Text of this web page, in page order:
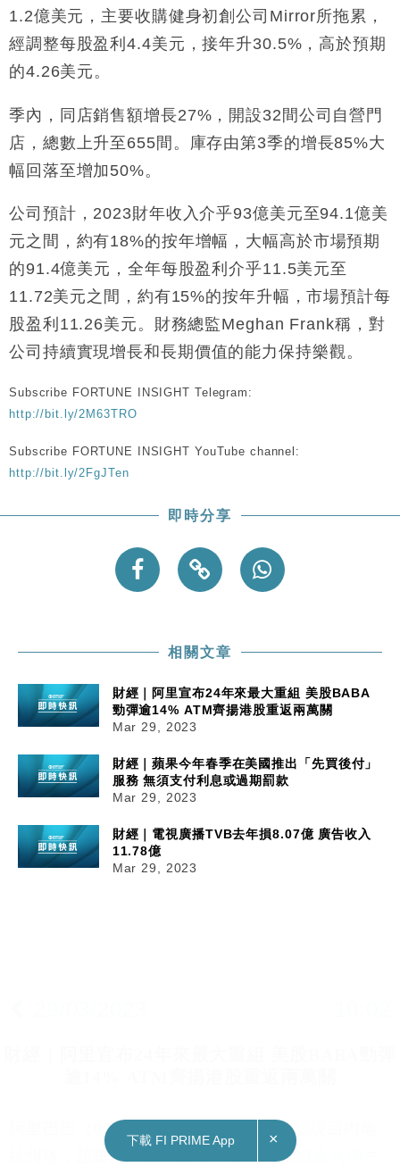
12:30
財經｜香港7月PMI回落至51 企業擴張放慢兼縮減人
手
11:40
財經｜黑石傳再籌逾360億美元 支援Anthropic租用
Google晶片
25%
18:15
本地｜新世界K11 9月升級會員制度 增鉑金卡級別鎖
定高消費客群
最強
16:33
財經｜滙控重啟最多10億美元回購 派息比率目標維持
50%
1.2億美元，主要收購健身初創公司Mirror所拖累，
經調整每股盈利4.4美元，接年升30.5%，高於預期
的4.26美元。
季內，同店銷售額增長27%，開設32間公司自營門
店，總數上升至655間。庫存由第3季的增長85%大
幅回落至增加50%。
公司預計，2023財年收入介乎93億美元至94.1億美
元之間，約有18%的按年增幅，大幅高於市場預期
的91.4億美元，全年每股盈利介乎11.5美元至
11.72美元之間，約有15%的按年升幅，市場預計每
股盈利11.26美元。財務總監Meghan Frank稱，對
公司持續實現增長和長期價值的能力保持樂觀。
Subscribe FORTUNE INSIGHT Telegram:
http://bit.ly/2M63TRO
Subscribe FORTUNE INSIGHT YouTube channel:
http://bit.ly/2FgJTen
即時分享
相關文章
財經｜阿里宣布24年來最大重組 美股BABA
勁彈逾14% ATM齊揚港股重返兩萬關
Mar 29, 2023
財經｜蘋果今年春季在美國推出「先買後付」
服務 無須支付利息或過期罰款
Mar 29, 2023
財經｜電視廣播TVB去年損8.07億 廣告收入
11.78億
Mar 29, 2023
阿里巴巴（09988）創辦人馬雲昨日確認設回內地
杭州後，該集團向員工發信，
宣布將重組為六個主
下載 FI PRIME App ×